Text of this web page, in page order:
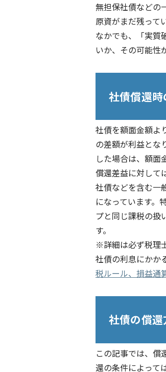
無担保社債などの
原資がまだ残って
なかでも、「実質
いか、その可能性
社債償還
社債を額面金額よ
の差額が利益とな
した場合は、額面
償還差益に対して
社債などを含む一
になっています。
プと同じ課税の扱
す。
※詳細は必ず税理
社債の利息にかか
税ルール、損益通
社債の償
この記事では、償
還の条件によって